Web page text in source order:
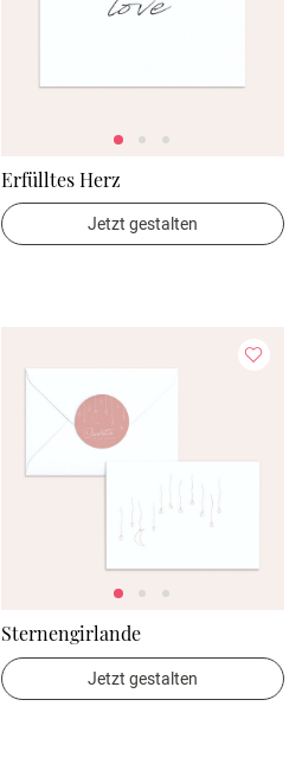
Erfülltes Herz
Jetzt gestalten
Sternengirlande
Jetzt gestalten